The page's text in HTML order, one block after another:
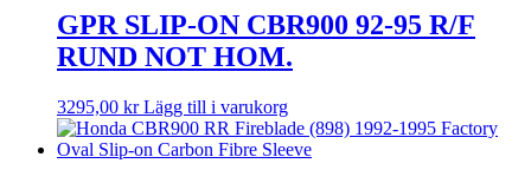
GPR SLIP-ON CBR900 92-95 R/F
RUND NOT HOM.
3295,00 kr Lägg till i varukorg